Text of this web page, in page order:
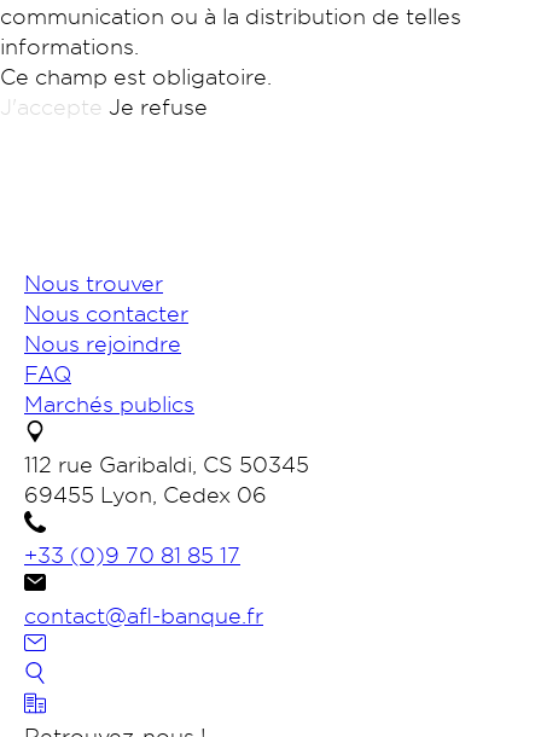
communication ou à la distribution de telles
informations.
Ce champ est obligatoire.
J'accepte Je refuse
Nous trouver
Nous contacter
Nous rejoindre
FAQ
Marchés publics
112 rue Garibaldi, CS 50345
69455 Lyon, Cedex 06
+33 (0)9 70 81 85 17
contact@afl-banque.fr